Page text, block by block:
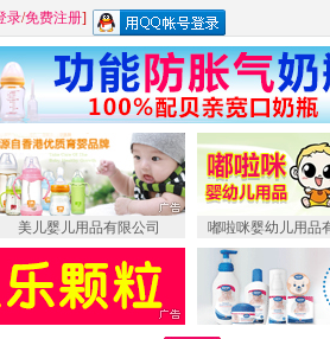
录/免费注册]
美儿婴儿用品有限公司 嘟啦咪婴幼儿用品